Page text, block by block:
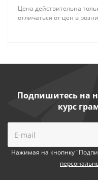
Цена действительна
отличаться от цен в
Подпишитесь на
курс
Нажимая на кнопнку